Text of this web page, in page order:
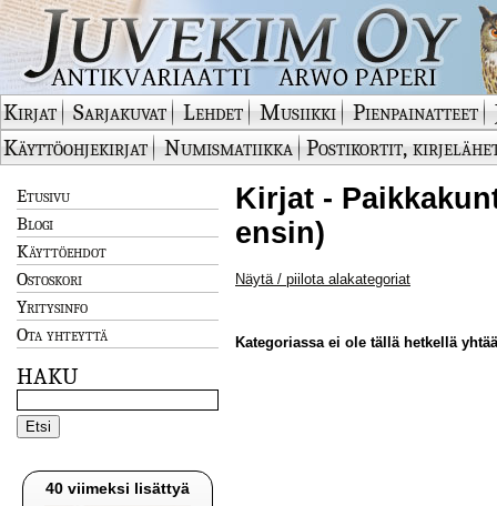
Kirjat Sarjakuvat Lehdet Musiikki Pienpainatteet
Käyttöohjekirjat
Numismatiikka Postikortit,
Etusivu
Blogi
Käyttöehdot
Ostoskori
Yritysinfo
Ota yhteyttä
HAKU
40 viimeksi lisättyä
Kirjat -
ensin)
Näytä / piilota alakategoriat
Kategoriassa ei ole tällä hetkellä